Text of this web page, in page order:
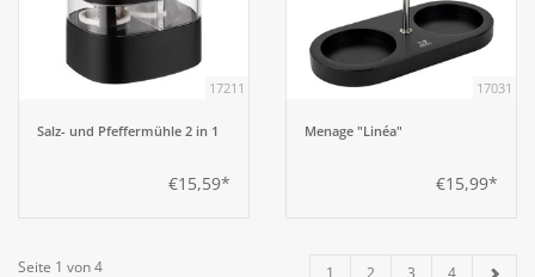
17211
Salz- und Pfeffermühle 2 in 1
€15,59*
17031
Menage "Linéa"
€15,99*
Seite 1 von 4